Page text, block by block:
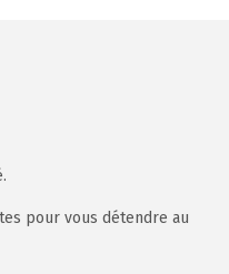
pour vous détendre au